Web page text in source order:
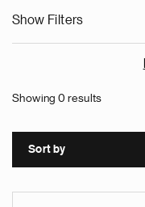
Show Filters
Showing 0 results
Sort by